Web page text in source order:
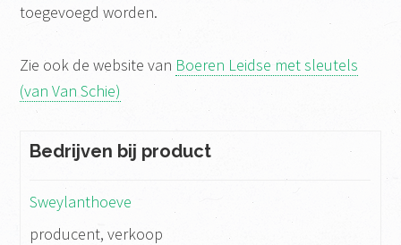
toegevoegd worden.
Zie ook de website van Boeren Leidse met sleutels
(van Van Schie)
Bedrijven bij product
Sweylanthoeve
producent, verkoop